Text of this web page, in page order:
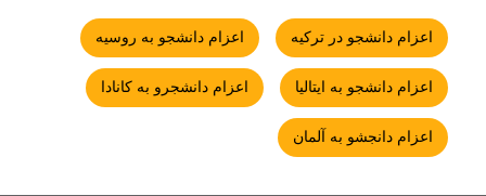
اعزام دانشجو در ترکیه اعزام دانشجو به روسیه
اعزام دانشجو به ایتالیا اعزام دانشجرو به کانادا
اعزام دانجشو به آلمان